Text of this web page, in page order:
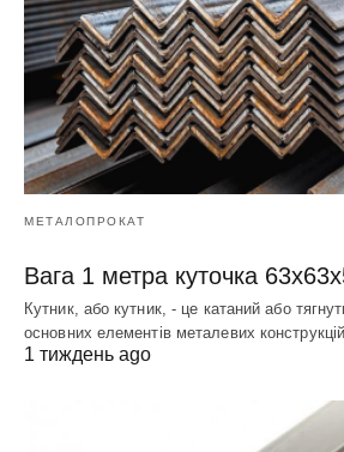
МЕТАЛОПРОКАТ
Вага 1 метра куточка
Кутник, або кутник, - це катаний або
основних елементів металевих
1 тиждень ago